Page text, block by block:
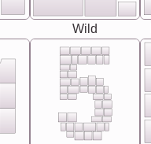
Wild